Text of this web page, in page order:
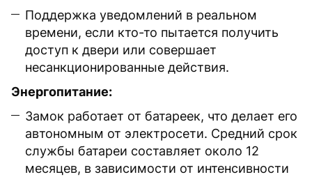
Поддержка уведомлений в реальном
времени, если кто-то пытается получить
доступ к двери или совершает
несанкционированные действия.
Энергопитание:
Замок работает от батареек, что делает его
автономным от электросети. Средний срок
службы батареи составляет около 12
месяцев, в зависимости от интенсивности